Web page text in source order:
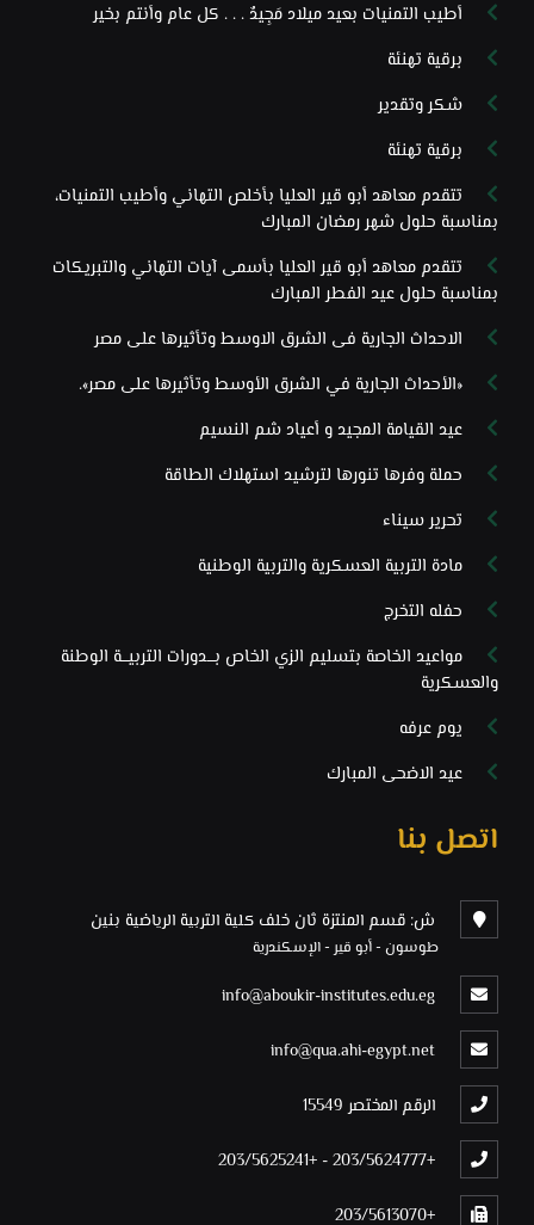
أطيب التمنيات بعيد ميلاد مَجِيدٌ . . . كل عام وأنتم بخير
برقية تهنئة
شكر وتقدير
برقية تهنئة
تتقدم معاهد أبو قير العليا بأخلص التهاني وأطيب التمنيات،
بمناسبة حلول شهر رمضان المبارك
تتقدم معاهد أبو قير العليا بأسمى آيات التهاني والتبريكات
بمناسبة حلول عيد الفطر المبارك
الاحداث الجارية فى الشرق الاوسط وتأثيرها على مصر
«الأحداث الجارية في الشرق الأوسط وتأثيرها على مصر».
عيد القيامة المجيد و أعياد شم النسيم
حملة وفرها تنورها لترشيد استهلاك الطاقة
تحرير سيناء
مادة التربية العسكرية والتربية الوطنية
حفله التخرج
مواعيد الخاصة بتسليم الزي الخاص بـــدورات التربيـــة الوطنة
والعسكرية
يوم عرفه
عيد الاضحى المبارك
اتصل بنا
ش: قسم المنتزة ثان خلف كلية التربية الرياضية بنين
طوسون - أبو قير - الإسكندرية
info@aboukir-institutes.edu.eg
info@qua.ahi-egypt.net
الرقم المختصر 15549
+203/5624777
-
+203/5625241
+203/5613070